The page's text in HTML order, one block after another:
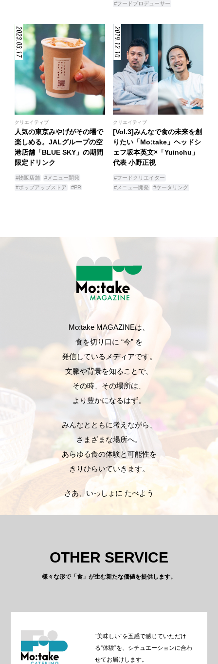
#フードプロデューサー
2023.03.17
クリエイティブ
人気の東京みやげがその場で
楽しめる。JALグループの空
港店舗「BLUE SKY」の期間
限定ドリンク
#物販店舗
#メニュー開発
#ポップアップストア
#PR
2019.12.10
クリエイティブ
[Vol.3]みんなで食の未来を創
りたい「Mo:take」ヘッドシ
ェフ坂本英文×「Yuinchu」
代表 小野正視
#フードクリエイター
#メニュー開発
#ケータリング
Mo:take MAGAZINEは、
食を切り口に “今” を
発信しているメディアです。
文脈や背景を知ることで、
その時、その場所は、
より豊かになるはず。
みんなとともに考えながら、
さまざまな場所へ。
あらゆる食の体験と可能性を
きりひらいていきます。
さあ、いっしょに たべよう
OTHER SERVICE
様々な形で「食」が生む新たな価値を提供します。
“美味しい”を五感で感じていただけ
る“体験”を、シチュエーションに合わ
せてお届けします。